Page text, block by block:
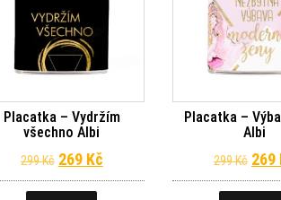
Placatka – Vydržím
všechno Albi
299Kč Původní cena byla: 299 Kč.
269 KčAktuální cena je: 269 Kč.
Placatka –
Albi
299Kč 269